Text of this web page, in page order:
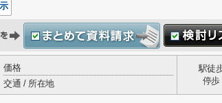
価格
交通 / 所在地
駅徒
停歩